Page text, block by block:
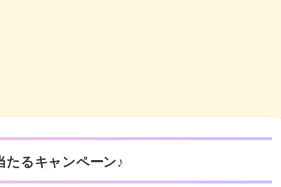
たるキャンペーン♪